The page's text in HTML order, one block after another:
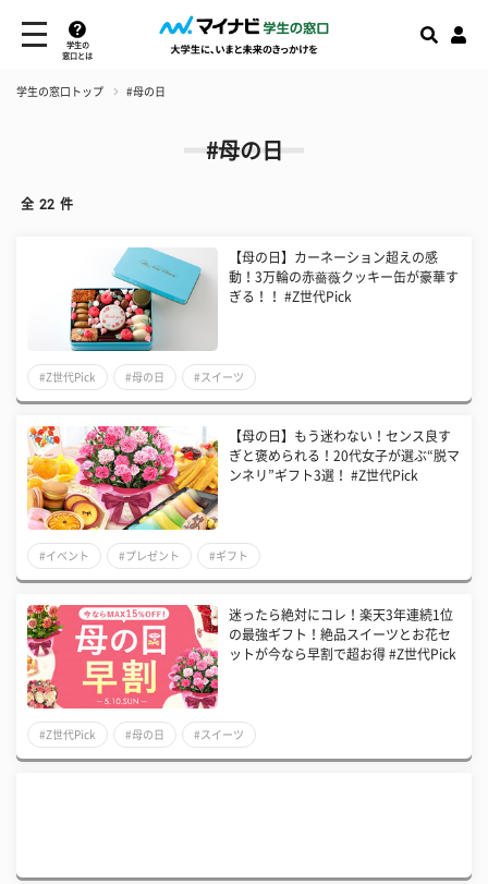
学生の
窓口とは
学生の窓口トップ #母の日
#母の日
全 22 件
【母の日】カーネーション超えの感
動！3万輪の赤薔薇クッキー缶が豪華す
ぎる！！ #Z世代Pick
#Z世代Pick #母の日 #スイーツ
【母の日】もう迷わない！センス良す
ぎと褒められる！20代女子が選ぶ“脱マ
ンネリ”ギフト3選！ #Z世代Pick
#イベント #プレゼント #ギフト
迷ったら絶対にコレ！楽天3年連続1位
の最強ギフト！絶品スイーツとお花セ
ットが今なら早割で超お得 #Z世代Pick
#Z世代Pick #母の日 #スイーツ